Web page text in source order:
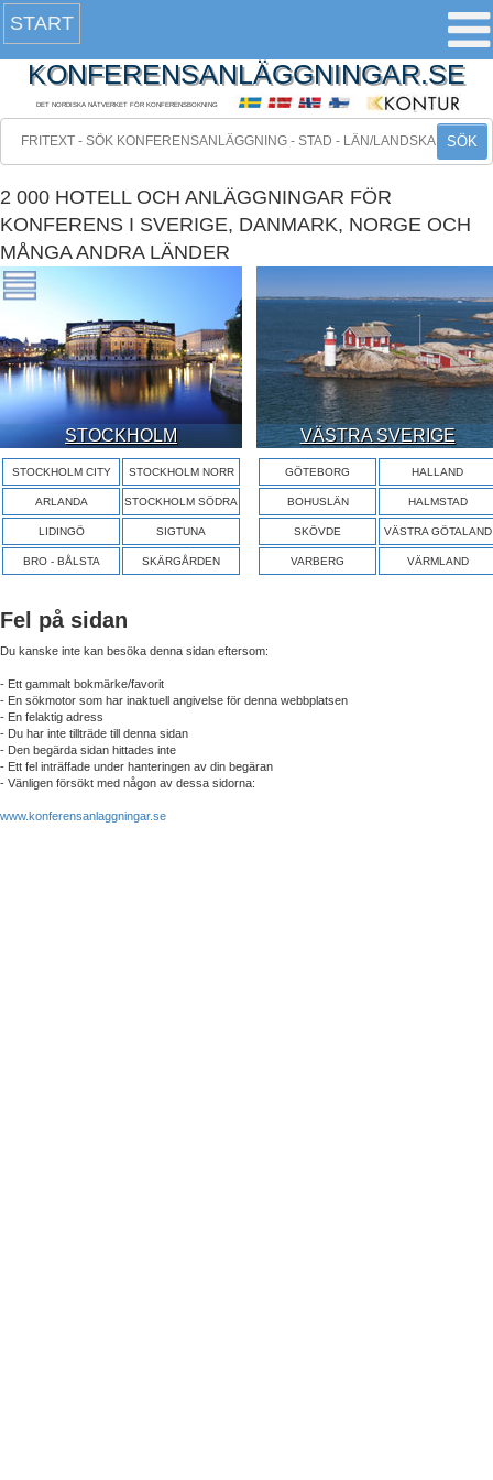
START
KONFERENSANLÄGGNINGAR.SE
DET NORDISKA NÄTVERKET FÖR KONFERENSBOKNING
SÖK
2 000 HOTELL OCH ANLÄGGNINGAR FÖR
KONFERENS I SVERIGE, DANMARK, NORGE OCH
MÅNGA ANDRA LÄNDER
STOCKHOLM
STOCKHOLM CITY STOCKHOLM NORR
ARLANDA STOCKHOLM SÖDRA
LIDINGÖ SIGTUNA
BRO - BÅLSTA SKÄRGÅRDEN
VÄSTRA SVERIGE
GÖTEBORG HALLAND
BOHUSLÄN HALMSTAD
SKÖVDE VÄSTRA GÖTALAND
VARBERG VÄRMLAND
Fel på sidan
Du kanske inte kan besöka denna sidan eftersom:
- Ett gammalt bokmärke/favorit
- En sökmotor som har inaktuell angivelse för denna webbplatsen
- En felaktig adress
- Du har inte tillträde till denna sidan
- Den begärda sidan hittades inte
- Ett fel inträffade under hanteringen av din begäran
- Vänligen försökt med någon av dessa sidorna:
www.konferensanlaggningar.se